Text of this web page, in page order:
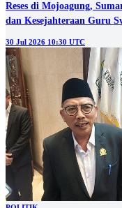
Reses di Mojoagung,
dan Kesejahteraan Guru
30 Jul 2026 10:30 UTC